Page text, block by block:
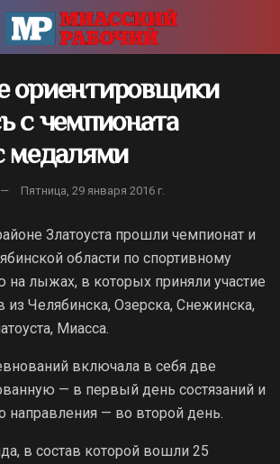
ориентировщики
с чемпионата
медалями
Пятница, 29 января 2016 г.
Златоуста прошли чемпионат и
области по спортивному
на лыжах, в которых приняли участие
из Челябинска, Озерска, Снежинска,
Миасса.
включала в себя две
— в первый день состязаний и
направления — во второй день.
в состав которой вошли 25